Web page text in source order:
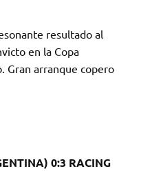
resultado al
en la Copa
Gran arranque copero
0:3 RACING